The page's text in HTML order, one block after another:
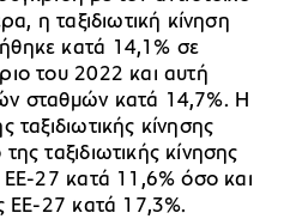
η ταξιδιωτική κίνηση
κατά 14,1% σε
του 2022 και αυτή
σταθμών κατά 14,7%. Η
ταξιδιωτικής κίνησης
ταξιδιωτικής κίνησης
27 κατά 11,6% όσο και
ΕΕ-27 κατά 17,3%.